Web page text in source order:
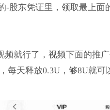
-股东凭证里，领取最上
频就行了，视频下面的推
每天释放0.3U，够8U就可